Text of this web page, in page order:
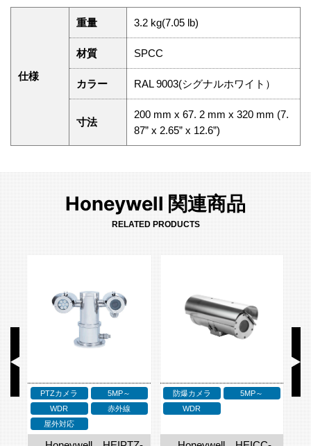
仕様
重量 3.2 kg(7.05 lb)
材質 SPCC
カラー RAL 9003(シグナルホワイト）
寸法
200 mm x 67. 2 mm x 320 mm (7.
87” x 2.65” x 12.6”)
Honeywell 関連商品
RELATED PRODUCTS
PTZカメラ
5MP～
WDR
赤外線
屋外対応
防爆カメラ
5MP～
WDR
ア